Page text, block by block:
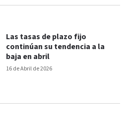
16 de Abril de 2026
Las tasas de plazo fijo
continúan su tendencia a la
baja en abril